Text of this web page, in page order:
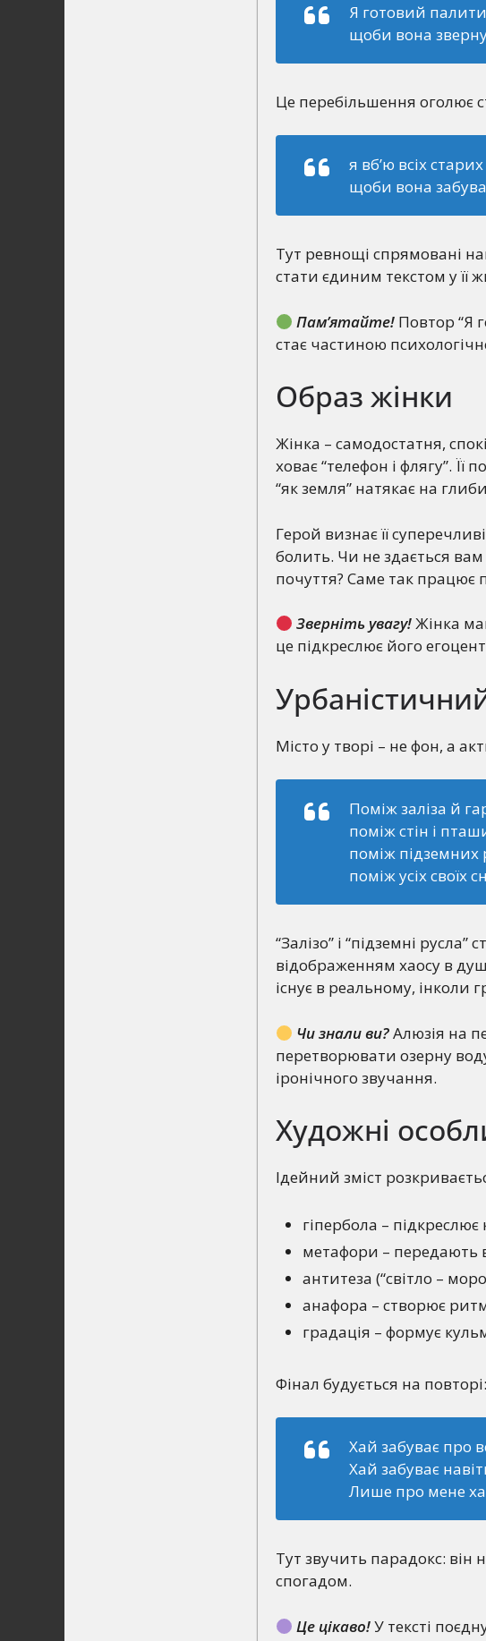
Я готовий палити
щоби вона
Це перебільшення оголює
я вб’ю всіх
щоби вона
Тут ревнощі спрямовані
стати єдиним текстом у її
Пам’ятайте! Повтор “Я
стає частиною
Образ жінки
Жінка – самодостатня,
ховає “телефон і флягу”.
“як земля” натякає на
Герой визнає її
болить. Чи не здається
почуття? Саме так працює
Зверніть увагу!Жінка
це підкреслює його
Місто у творі – не фон, а
Поміж заліза й
поміж стін і
поміж підземних
поміж усіх своїх
“Залізо” і “підземні
відображенням хаосу в
існує в реальному, інколи
Чи знали ви?Алюзія на
перетворювати озерну
іронічного звучання.
Художні
Ідейний зміст
гіпербола – підкреслює
метафори – передають
антитеза (“світло –
анафора – створює
градація – формує
Фінал будується на повторі:
Хай забуває про
Хай забуває
Лише про мене
Тут звучить парадокс: він
спогадом.
Це цікаво!У тексті